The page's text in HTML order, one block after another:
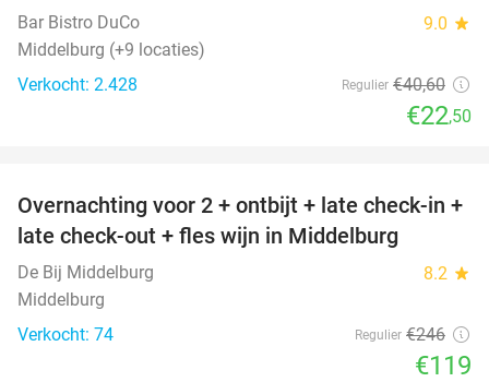
Bar Bistro DuCo 9.0 star
Middelburg (+9 locaties)
Verkocht: 2.428
Regulier €40,60
€22,50
52%
Overnachting voor 2 + ontbijt + late check-in +
late check-out + fles wijn in Middelburg
De Bij Middelburg 8.2 star
Middelburg
Verkocht: 74
Regulier €246
€119